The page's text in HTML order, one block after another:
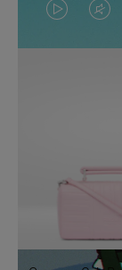
LA
SUR
LE